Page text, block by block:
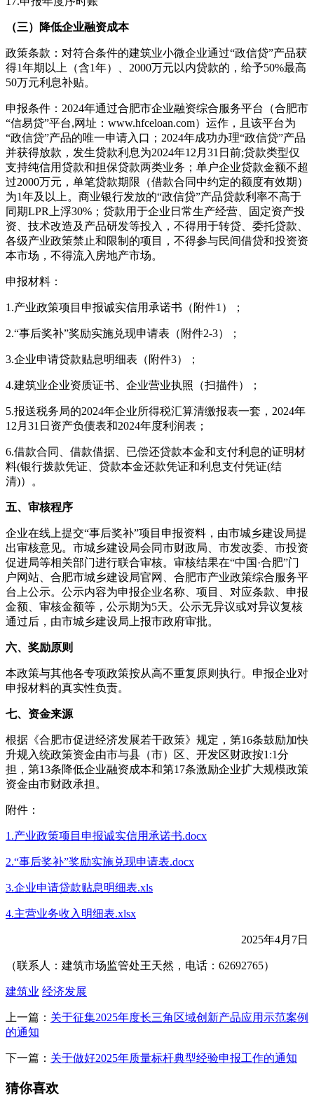
（三）降低企业融资成本
政策条款：对符合条件的建筑业小微企业通过“政信贷”产品获
得1年期以上（含1年）、2000万元以内贷款的，给予50%最高
50万元利息补贴。
申报条件：2024年通过合肥市企业融资综合服务平台（合肥市
“信易贷”平台,网址：www.hfceloan.com）运作，且该平台为
“政信贷”产品的唯一申请入口；2024年成功办理“政信贷”产品
并获得放款，发生贷款利息为2024年12月31日前;贷款类型仅
支持纯信用贷款和担保贷款两类业务；单户企业贷款金额不超
过2000万元，单笔贷款期限（借款合同中约定的额度有效期）
为1年及以上。商业银行发放的“政信贷”产品贷款利率不高于
同期LPR上浮30%；贷款用于企业日常生产经营、固定资产投
资、技术改造及产品研发等投入，不得用于转贷、委托贷款、
各级产业政策禁止和限制的项目，不得参与民间借贷和投资资
本市场，不得流入房地产市场。
申报材料：
1.产业政策项目申报诚实信用承诺书（附件1）；
2.“事后奖补”奖励实施兑现申请表（附件2-3）；
3.企业申请贷款贴息明细表（附件3）；
4.建筑业企业资质证书、企业营业执照（扫描件）；
5.报送税务局的2024年企业所得税汇算清缴报表一套，2024年
12月31日资产负债表和2024年度利润表；
6.借款合同、借款借据、已偿还贷款本金和支付利息的证明材
料(银行拨款凭证、贷款本金还款凭证和利息支付凭证(结
清)）。
五、审核程序
企业在线上提交“事后奖补”项目申报资料，由市城乡建设局提
出审核意见。市城乡建设局会同市财政局、市发改委、市投资
促进局等相关部门进行联合审核。审核结果在“中国·合肥”门
户网站、合肥市城乡建设局官网、合肥市产业政策综合服务平
台上公示。公示内容为申报企业名称、项目、对应条款、申报
金额、审核金额等，公示期为5天。公示无异议或对异议复核
通过后，由市城乡建设局上报市政府审批。
六、奖励原则
本政策与其他各专项政策按从高不重复原则执行。申报企业对
申报材料的真实性负责。
七、资金来源
根据《合肥市促进经济发展若干政策》规定，第16条鼓励加快
升规入统政策资金由市与县（市）区、开发区财政按1:1分
担，第13条降低企业融资成本和第17条激励企业扩大规模政策
资金由市财政承担。
附件：
1.产业政策项目申报诚实信用承诺书.docx
2.“事后奖补”奖励实施兑现申请表.docx
3.企业申请贷款贴息明细表.xls
4.主营业务收入明细表.xlsx
2025年4月7日
（联系人：建筑市场监管处王天然，电话：62692765）
建筑业 经济发展
上一篇： 关于征集2025年度长三角区域创新产品应用示范案例
的通知
下一篇： 关于做好2025年质量标杆典型经验申报工作的通知
猜你喜欢